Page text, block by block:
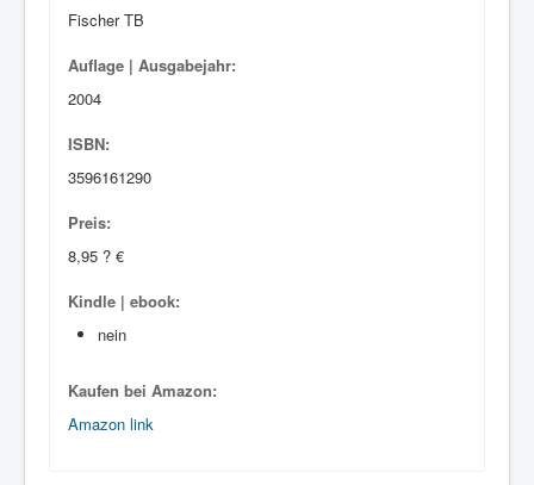
Fischer TB
Auflage | Ausgabejahr:
2004
ISBN:
3596161290
Preis:
8,95 ? €
Kindle | ebook:
nein
Kaufen bei Amazon:
Amazon link